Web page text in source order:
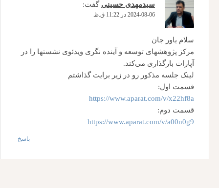
سیدمهدی حسینی گفت:
2024-08-06 در 11:22 ق.ظ
سلام یاور جان
مرکز پژوهشهای توسعه و آینده نگری ویدئوی نشستها را در
آپارات بارگذاری می‌کند.
لینک جلسه مذکور رو در زیر برایت گذاشتم
قسمت اول:
https://www.aparat.com/v/x22hf8a
قسمت دوم:
https://www.aparat.com/v/a00n0g9
پاسخ